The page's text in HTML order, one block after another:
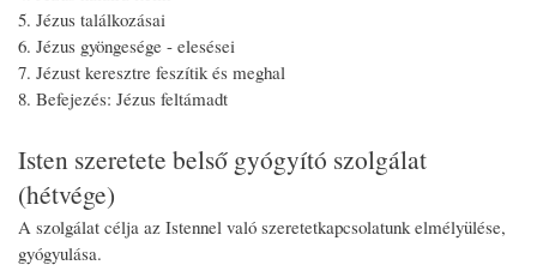
Jézus találkozásai
Jézus gyöngesége - elesései
Jézust keresztre feszítik és meghal
Befejezés: Jézus feltámadt
Isten szeretete belső gyógyító szolgálat
(hétvége)
A szolgálat célja az Istennel való szeretetkapcsolatunk elmélyülése,
gyógyulása.